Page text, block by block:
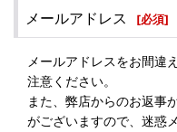
メールアドレス [必須]
メールアドレスをお間違
注意ください。
また、弊店からのお返事
がございますので、迷惑